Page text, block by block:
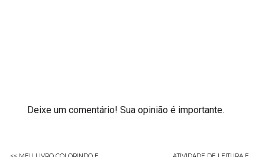
Deixe um comentário! Sua opinião é importante.